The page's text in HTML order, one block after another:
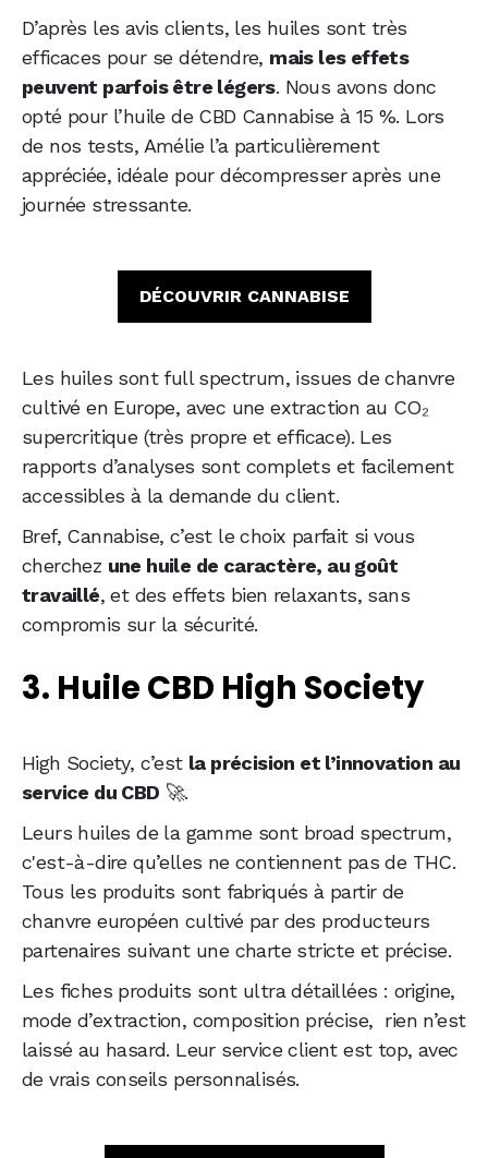
D’après les avis clients, les huiles sont très
efficaces pour se détendre, mais les effets
peuvent parfois être légers. Nous avons donc
opté pour l’huile de CBD Cannabise à 15 %. Lors
de nos tests, Amélie l’a particulièrement
appréciée, idéale pour décompresser après une
journée stressante.
DÉCOUVRIR CANNABISE
Les huiles sont full spectrum, issues de chanvre
cultivé en Europe, avec une extraction au CO₂
supercritique (très propre et efficace). Les
rapports d’analyses sont complets et facilement
accessibles à la demande du client.
Bref, Cannabise, c’est le choix parfait si vous
cherchez une huile de caractère, au goût
travaillé, et des effets bien relaxants, sans
compromis sur la sécurité.
3. Huile CBD High Society
High Society, c’est la précision et l’innovation au
service du CBD 🚀.
Leurs huiles de la gamme sont broad spectrum,
c'est-à-dire qu’elles ne contiennent pas de THC.
Tous les produits sont fabriqués à partir de
chanvre européen cultivé par des producteurs
partenaires suivant une charte stricte et précise.
Les fiches produits sont ultra détaillées : origine,
mode d’extraction, composition précise, rien n’est
laissé au hasard. Leur service client est top, avec
de vrais conseils personnalisés.